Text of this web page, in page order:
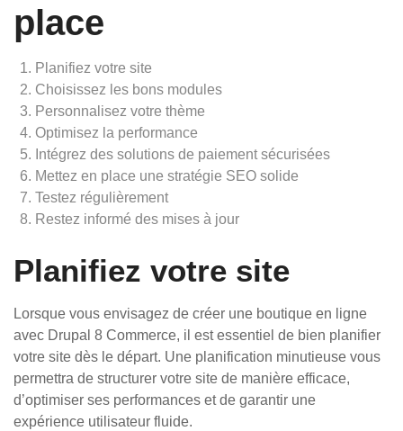
place
Planifiez votre site
Choisissez les bons modules
Personnalisez votre thème
Optimisez la performance
Intégrez des solutions de paiement sécurisées
Mettez en place une stratégie SEO solide
Testez régulièrement
Restez informé des mises à jour
Planifiez votre site
Lorsque vous envisagez de créer une boutique en ligne
avec Drupal 8 Commerce, il est essentiel de bien planifier
votre site dès le départ. Une planification minutieuse vous
permettra de structurer votre site de manière efficace,
d’optimiser ses performances et de garantir une
expérience utilisateur fluide.